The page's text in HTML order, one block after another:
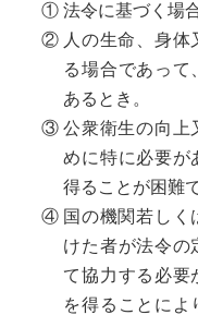
① 法令に基づく場
② 人の生命、身
る場合であって
あるとき。
③ 公衆衛生の向上
めに特に必要が
得ることが困難
④ 国の機関若しく
けた者が法令の
て協力する必要
を得ることによ